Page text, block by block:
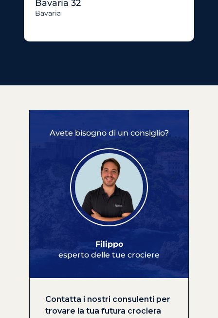
Bavaria 32
Bavaria
Avete bisogno di un consiglio?
Filippo
esperto delle tue crociere
Contatta i nostri consulenti per
trovare la tua futura crociera